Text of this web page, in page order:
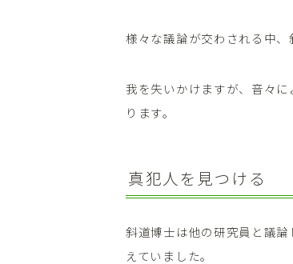
様々な議論が交わされる中、
我を失いかけますが、音々
ります。
真犯人を見つける
斜道博士は他の研究員と議
えていました。